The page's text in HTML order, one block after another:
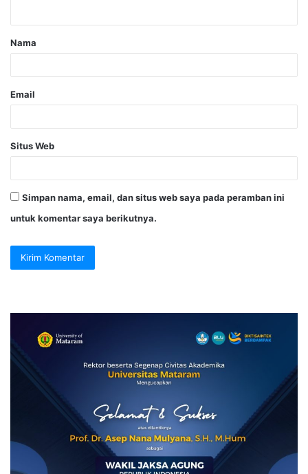
Nama
Email
Situs Web
Simpan nama, email, dan situs web saya pada peramban ini
untuk komentar saya berikutnya.